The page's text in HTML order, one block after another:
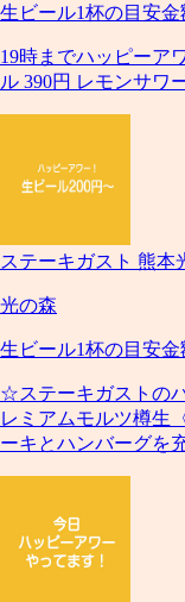
生ビール1杯の目安金
19時までハッピーア
ル 390円 レモンサワ
ステーキガスト 熊本
光の森
生ビール1杯の目安金
☆ステーキガストの
レミアムモルツ樽生
ーキとハンバーグを